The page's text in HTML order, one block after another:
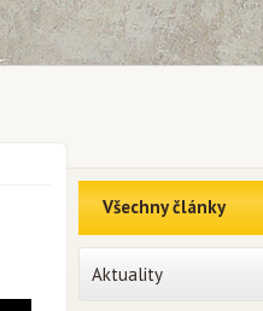
Všechny články
Aktuality